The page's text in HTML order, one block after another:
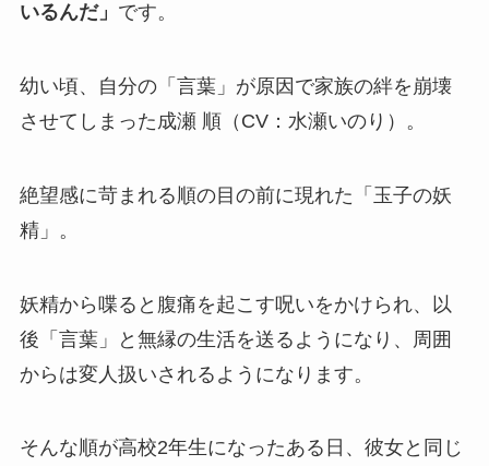
いるんだ」 です。
幼い頃、自分の「言葉」が原因で家族の絆を崩壊
させてしまった成瀬 順（CV：水瀬いのり）。
絶望感に苛まれる順の目の前に現れた「玉子の妖
精」。
妖精から喋ると腹痛を起こす呪いをかけられ、以
後「言葉」と無縁の生活を送るようになり、周囲
からは変人扱いされるようになります。
そんな順が高校2年生になったある日、彼女と同じ